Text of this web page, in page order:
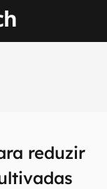
reduzir
primeira